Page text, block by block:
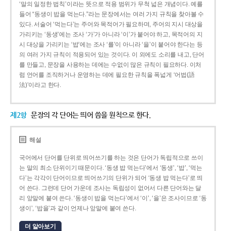
‘말의 일정한 법칙’이라는 뜻으로 적용 범위가 무척 넓은 개념이다. 예를
들어 “동생이 밥을 먹는다.”라는 문장에서는 여러 가지 규칙을 찾아볼 수
있다. 서술어 ‘먹는다’는 주어와 목적어가 필요하며, 주어의 지시 대상을
가리키는 ‘동생’에는 조사 ‘가’가 아니라 ‘이’가 붙어야 하고, 목적어의 지
시 대상을 가리키는 ‘밥’에는 조사 ‘를’이 아니라 ‘을’이 붙어야 한다는 등
의 여러 가지 규칙이 적용되어 있는 것이다. 이 외에도 소리를 내고, 단어
를 만들고, 문장을 사용하는 데에는 수없이 많은 규칙이 필요하다. 이처
럼 언어를 조직하거나 운영하는 데에 필요한 규칙을 폭넓게 ‘어법(語
法)’이라고 한다.
제2항 문장의 각 단어는 띄어 씀을 원칙으로 한다.
해설
국어에서 단어를 단위로 띄어쓰기를 하는 것은 단어가 독립적으로 쓰이
는 말의 최소 단위이기 때문이다. ‘동생 밥 먹는다’에서 ‘동생’, ‘밥’, ‘먹는
다’는 각각이 단어이므로 띄어쓰기의 단위가 되어 ‘동생 밥 먹는다’로 띄
어 쓴다. 그런데 단어 가운데 조사는 독립성이 없어서 다른 단어와는 달
리 앞말에 붙여 쓴다. ‘동생이 밥을 먹는다’에서 ‘이’, ‘을’은 조사이므로 ‘동
생이’, ‘밥을’과 같이 언제나 앞말에 붙여 쓴다.
더 알아보기